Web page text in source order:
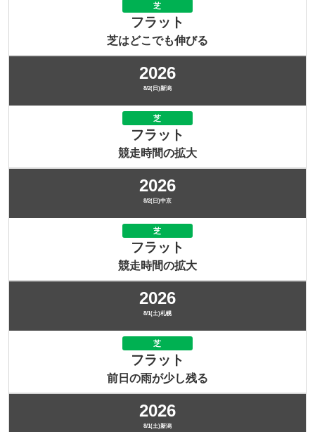
芝
フラット
芝はどこでも伸びる
2026
8/2(日)新潟
芝
フラット
競走時間の拡大
2026
8/2(日)中京
芝
フラット
競走時間の拡大
2026
8/1(土)札幌
芝
フラット
前日の雨が少し残る
2026
8/1(土)新潟